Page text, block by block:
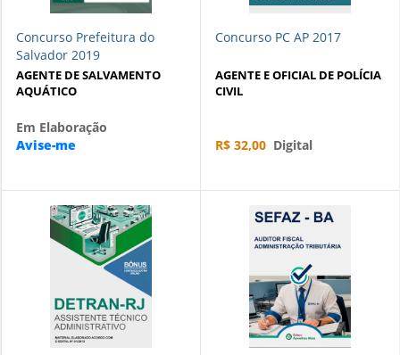
Concurso Prefeitura do
Salvador 2019
AGENTE DE SALVAMENTO
AQUÁTICO
Em Elaboração
Avise-me
Concurso PC AP 2017
AGENTE E OFICIAL DE POLÍCIA
CIVIL
R$ 32,00 Digital